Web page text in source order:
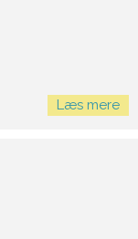
Læs mere